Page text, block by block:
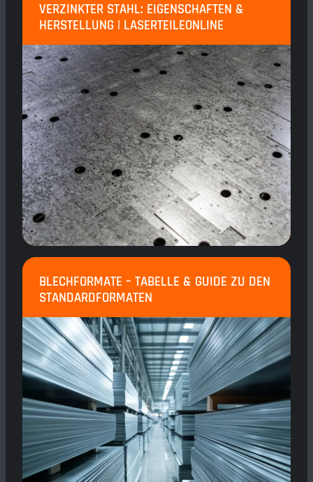
VERZINKTER STAHL: EIGENSCHAFTEN &
HERSTELLUNG | LASERTEILEONLINE
BLECHFORMATE – TABELLE & GUIDE ZU DEN
STANDARDFORMATEN